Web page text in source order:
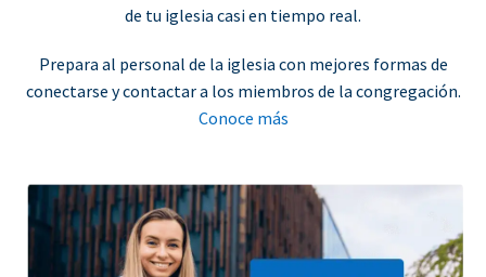
de tu iglesia casi en tiempo real.
Prepara al personal de la iglesia con mejores formas de
conectarse y contactar a los miembros de la congregación.
Conoce más